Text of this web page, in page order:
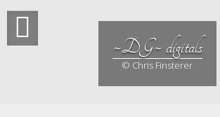
Skip
content
~DG~ digitals
© Chris Finsterer